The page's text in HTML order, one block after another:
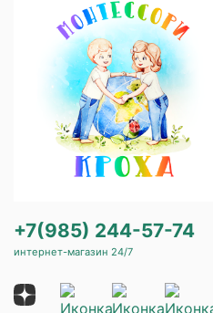
+7(985) 244-57-74
интернет-магазин 24/7